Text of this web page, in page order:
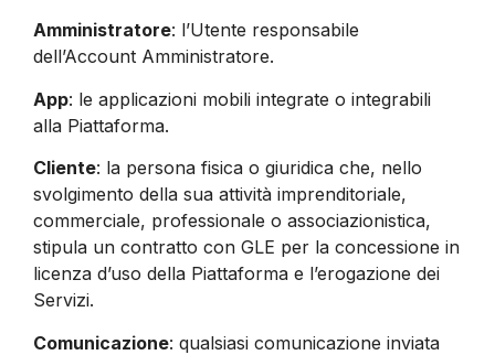
Amministratore: l’Utente responsabile
dell’Account Amministratore.
App: le applicazioni mobili integrate o integrabili
alla Piattaforma.
Cliente: la persona fisica o giuridica che, nello
svolgimento della sua attività imprenditoriale,
commerciale, professionale o associazionistica,
stipula un contratto con GLE per la concessione in
licenza d’uso della Piattaforma e l’erogazione dei
Servizi.
Comunicazione: qualsiasi comunicazione inviata